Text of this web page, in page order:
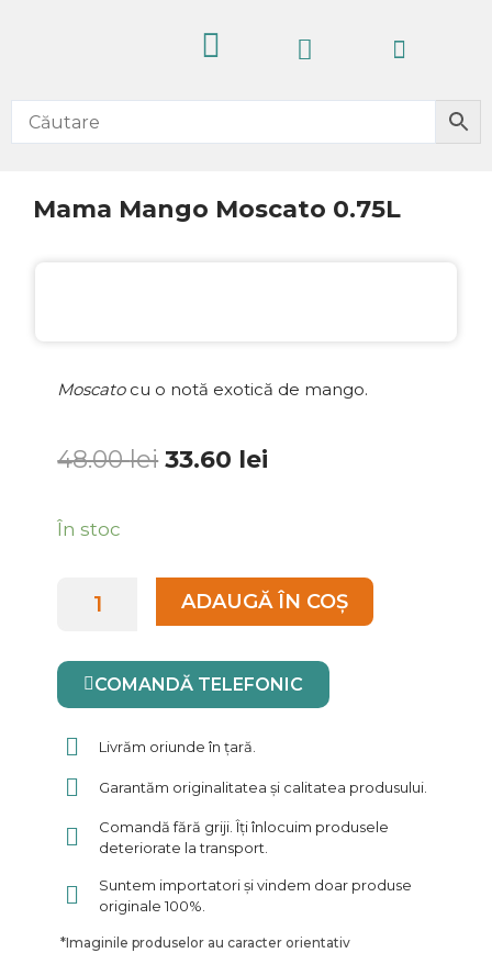
Cart
Mama Mango Moscato 0.75L
Moscatocu o notă exotică de mango.
48.00lei Prețul
48.00 lei.
33.60 lei
În stoc
Cantitate
ADAUGĂ ÎN COȘ
COMANDĂ TELEFONIC
Livrăm oriunde în țară.
Garantăm originalitatea și calitatea produsului.
Comandă fără griji. Îți înlocuim produsele
deteriorate la transport.
Suntem importatori și vindem doar produse
originale 100%.
*Imaginile produselor au caracter orientativ